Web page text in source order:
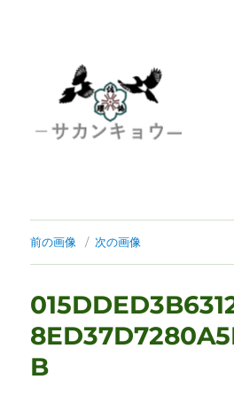
前の画像 次の画像
B